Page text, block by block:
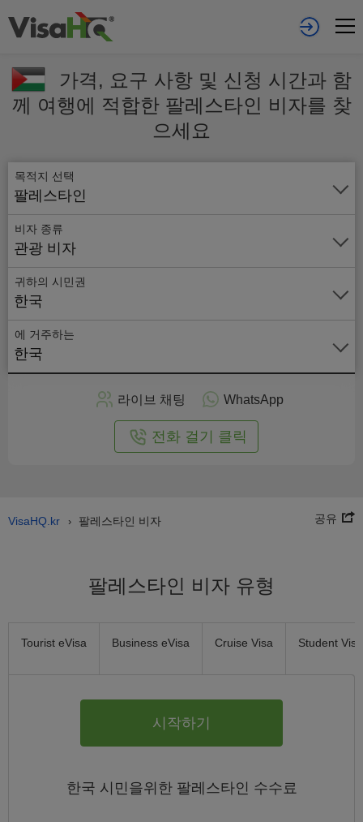
가격, 요구 사항 및 신청 시간과 함
께 여행에 적합한 팔레스타인 비자를 찾
으세요
목적지 선택
팔레스타인
비자 종류
관광 비자
귀하의 시민권
한국
에 거주하는
한국
온
라
인
라이브 채팅 WhatsApp
전화 걸기 클릭
VisaHQ.kr › 팔레스타인 비자 공유
팔레스타인 비자 유형
Tourist eVisa Business eVisa Cruise Visa Student Visa
시작하기
한국 시민을위한 팔레스타인 수수료